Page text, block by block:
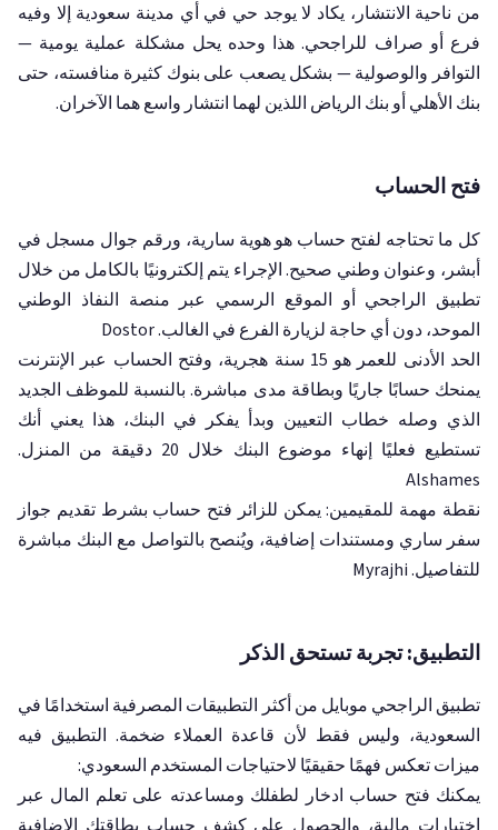
من ناحية الانتشار، يكاد لا يوجد حي في أي مدينة سعودية إلا وفيه
فرع أو صراف للراجحي. هذا وحده يحل مشكلة عملية يومية —
التوافر والوصولية — بشكل يصعب على بنوك كثيرة منافسته، حتى
بنك الأهلي أو بنك الرياض اللذين لهما انتشار واسع هما الآخران.
فتح الحساب
كل ما تحتاجه لفتح حساب هو هوية سارية، ورقم جوال مسجل في
أبشر، وعنوان وطني صحيح. الإجراء يتم إلكترونيًا بالكامل من خلال
تطبيق الراجحي أو الموقع الرسمي عبر منصة النفاذ الوطني
الموحد، دون أي حاجة لزيارة الفرع في الغالب. Dostor
الحد الأدنى للعمر هو 15 سنة هجرية، وفتح الحساب عبر الإنترنت
يمنحك حسابًا جاريًا وبطاقة مدى مباشرة. بالنسبة للموظف الجديد
الذي وصله خطاب التعيين وبدأ يفكر في البنك، هذا يعني أنك
تستطيع فعليًا إنهاء موضوع البنك خلال 20 دقيقة من المنزل.
Alshames
نقطة مهمة للمقيمين: يمكن للزائر فتح حساب بشرط تقديم جواز
سفر ساري ومستندات إضافية، ويُنصح بالتواصل مع البنك مباشرة
للتفاصيل. Myrajhi
التطبيق: تجربة تستحق الذكر
تطبيق الراجحي موبايل من أكثر التطبيقات المصرفية استخدامًا في
السعودية، وليس فقط لأن قاعدة العملاء ضخمة. التطبيق فيه
ميزات تعكس فهمًا حقيقيًا لاحتياجات المستخدم السعودي:
يمكنك فتح حساب ادخار لطفلك ومساعدته على تعلم المال عبر